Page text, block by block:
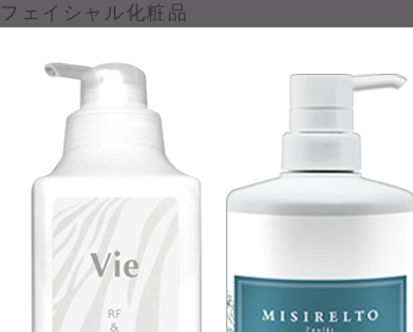
フェイシャル化粧品